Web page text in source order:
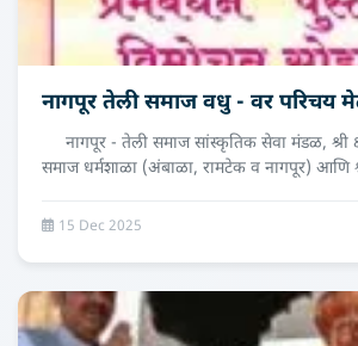
नागपूर तेली समाज वधु - वर परिचय
नागपूर - तेली समाज सांस्कृतिक सेवा मंडळ, श्री
समाज धर्मशाळा (अंबाळा, रामटेक व नागपूर) आणि
15 Dec 2025